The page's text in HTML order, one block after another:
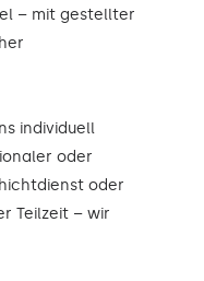
– mit gestellter
individuell
oder
oder
Teilzeit – wir